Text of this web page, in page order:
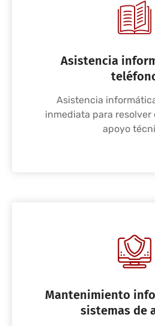
Asistencia
Asistencia
inmediata para resolver
apoyo
Mantenimiento
sistemas de